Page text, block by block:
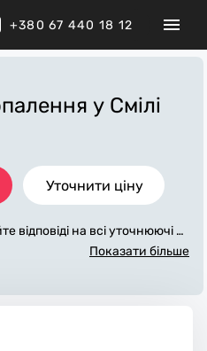
+380 67 440 18 12
у Смілі
Уточнити ціну
відповіді на всі уточнюючі за
опалення». Ми зв'яжемося з ва
та прибирають робоче місц
Показати більше